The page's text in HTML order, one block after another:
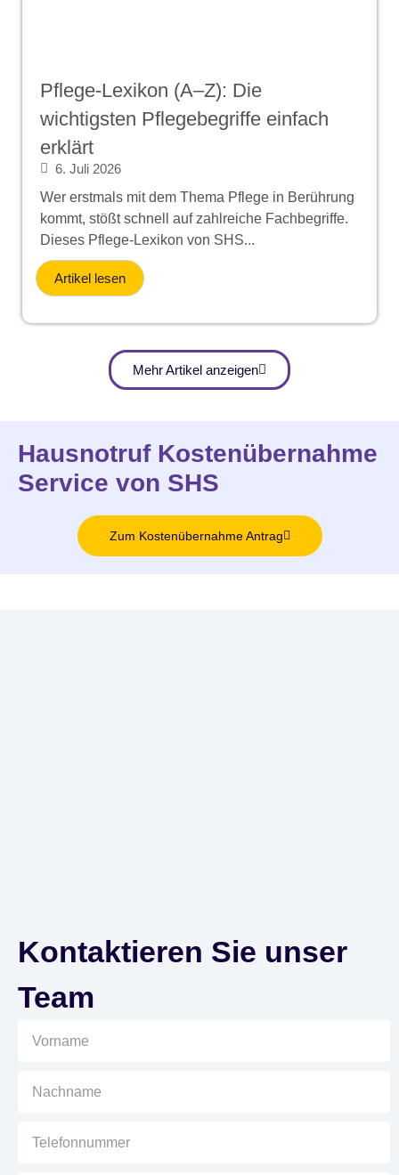
Pflege-Lexikon (A–Z): Die
wichtigsten Pflegebegriffe einfach
erklärt
6. Juli 2026
Wer erstmals mit dem Thema Pflege in Berührung
kommt, stößt schnell auf zahlreiche Fachbegriffe.
Dieses Pflege-Lexikon von SHS...
Artikel lesen
Mehr Artikel anzeigen
Hausnotruf Kostenübernahme
Service von SHS
Zum Kostenübernahme Antrag
Kontaktieren Sie unser
Team